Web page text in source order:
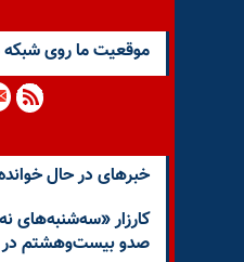
موقعيت ما روى
خبرهای در حال
کارزار «سه‌شنبه‌های
صدو بیست‌و‌هشتم در ۵۷ زندان مختلف